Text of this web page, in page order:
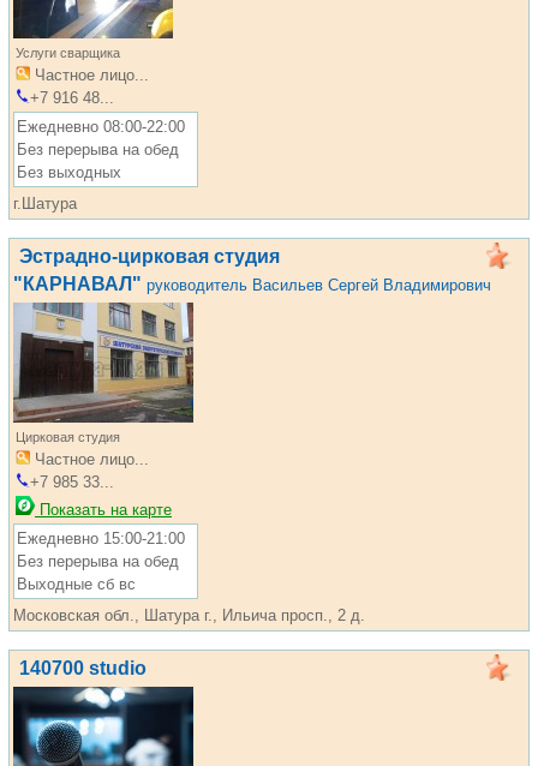
Услуги сварщика
Частное лицо...
+7 916 48...
Ежедневно 08:00-22:00
Без перерыва на обед
Без выходных
г.Шатура
Эстрадно-цирковая студия
"КАРНАВАЛ" руководитель Васильев Сергей Владимирович
Цирковая студия
Частное лицо...
+7 985 33...
Показать на карте
Ежедневно 15:00-21:00
Без перерыва на обед
Выходные сб вс
Московская обл., Шатура г., Ильича просп., 2 д.
140700 studio